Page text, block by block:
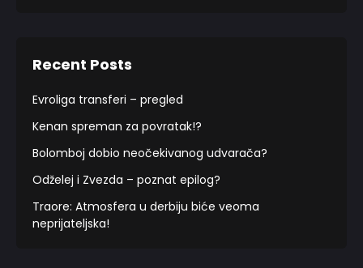
Recent Posts
Evroliga transferi – pregled
Kenan spreman za povratak!?
Bolomboj dobio neočekivanog udvarača?
Odželej i Zvezda – poznat epilog?
Traore: Atmosfera u derbiju biće veoma
neprijateljska!